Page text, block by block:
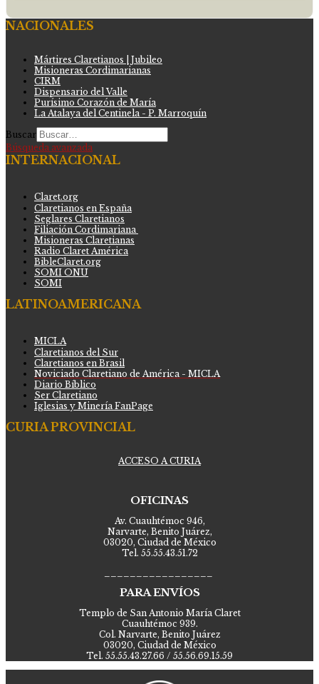
NACIONALES
Mártires Claretianos | Jubileo
Misioneras Cordimarianas
CIRM
Dispensario del Valle
Purísimo Corazón de María
La Atalaya del Centinela - P. Marroquín
Buscar
Búsqueda avanzada
INTERNACIONAL
Claret.org
Claretianos en España
Seglares Claretianos
Filiación Cordimariana
Misioneras Claretianas
Radio Claret América
BibleClaret.org
SOMI ONU
SOMI
LATINOAMERICANA
MICLA
Claretianos del Sur
Claretianos en Brasil
Noviciado Claretiano de América - MICLA
Diario Bíblico
Ser Claretiano
Iglesias y Minería FanPage
CURIA PROVINCIAL
ACCESO A CURIA
OFICINAS
Av. Cuauhtémoc 946,
Narvarte, Benito Juárez,
03020, Ciudad de México
Tel. 55.55.43.51.72
PARA ENVÍOS
Templo de San Antonio María Claret
Cuauhtémoc 939.
Col. Narvarte, Benito Juárez
03020, Ciudad de México
Tel. 55.55.43.27.66 / 55.56.69.15.59